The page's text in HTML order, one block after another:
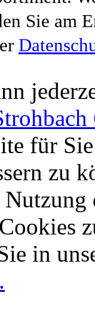
Sie am
für
zu
in